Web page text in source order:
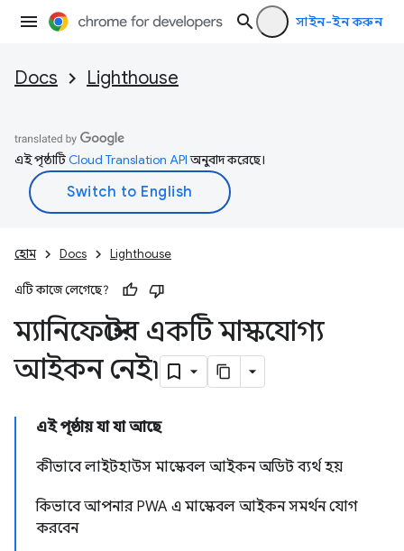
সাইন-ইন করুন
Docs Lighthouse
এই পৃষ্ঠাটিCloud Translation APIঅনুবাদ করেছে।
হোম Docs Lighthouse
এটি কাজে লেগেছে?
ম্যানিফেস্টের একটি মাস্কযোগ্য
আইকন নেই৷
এই পৃষ্ঠায় যা যা আছে
কীভাবে লাইটহাউস মাস্কেবল আইকন অডিট ব্যর্থ হয়
কিভাবে আপনার PWA এ মাস্কেবল আইকন সমর্থন যোগ
করবেন